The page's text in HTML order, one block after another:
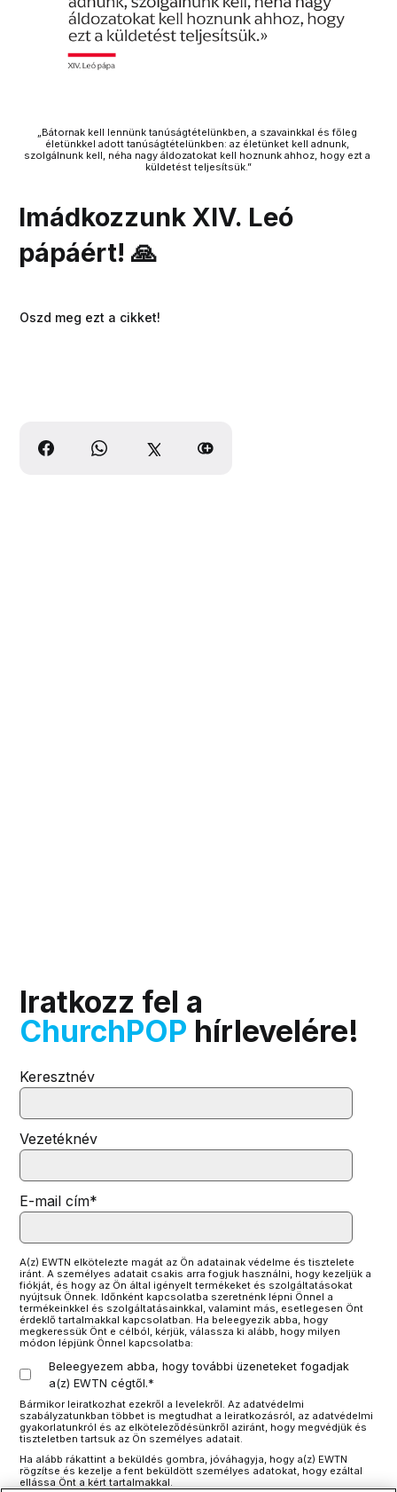
„Bátornak kell lennünk tanúságtételünkben, a szavainkkal és főleg
életünkkel adott tanúságtételünkben: az életünket kell adnunk,
szolgálnunk kell, néha nagy áldozatokat kell hoznunk ahhoz, hogy ezt a
küldetést teljesítsük.”
Imádkozzunk XIV. Leó
pápáért! 🙏
Oszd meg ezt a cikket!
Iratkozz fel a
ChurchPOP hírlevelére!
Keresztnév
Vezetéknév
E-mail cím*
A(z) EWTN elkötelezte magát az Ön adatainak védelme és tisztelete
iránt. A személyes adatait csakis arra fogjuk használni, hogy kezeljük a
fiókját, és hogy az Ön által igényelt termékeket és szolgáltatásokat
nyújtsuk Önnek. Időnként kapcsolatba szeretnénk lépni Önnel a
termékeinkkel és szolgáltatásainkkal, valamint más, esetlegesen Önt
érdeklő tartalmakkal kapcsolatban. Ha beleegyezik abba, hogy
megkeressük Önt e célból, kérjük, válassza ki alább, hogy milyen
módon lépjünk Önnel kapcsolatba:
Beleegyezem abba, hogy további üzeneteket fogadjak
a(z) EWTN cégtől.*
Bármikor leiratkozhat ezekről a levelekről. Az adatvédelmi
szabályzatunkban többet is megtudhat a leiratkozásról, az adatvédelmi
gyakorlatunkról és az elköteleződésünkről aziránt, hogy megvédjük és
tiszteletben tartsuk az Ön személyes adatait.
Ha alább rákattint a beküldés gombra, jóváhagyja, hogy a(z) EWTN
rögzítse és kezelje a fent beküldött személyes adatokat, hogy ezáltal
ellássa Önt a kért tartalmakkal.